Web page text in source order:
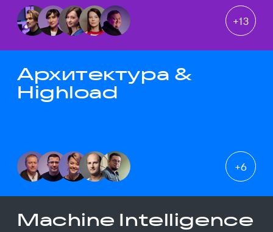
+13
Архитектура &
Highload
+6
Machine Intelligence